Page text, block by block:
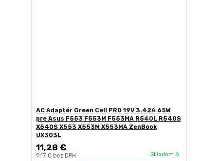
AC Adaptér Green Cell PRO 19V 3.42A 65W
pre Asus F553 F553M F553MA R540L R540S
X540S X553 X553M X553MA ZenBook
UX303L
11,28 €
9,17 € bez DPH Skladom 6